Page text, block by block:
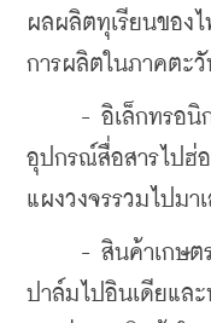
ผลผลิตทุเรียนของ
การผลิตในภาคตะ
- อิเล็กทรอนิกส์
อุปกรณ์สื่อสารไปฮ่
แผงวงจรรวมไปมา
- สินค้าเกษตรแ
ปาล์มไปอินเดียแล